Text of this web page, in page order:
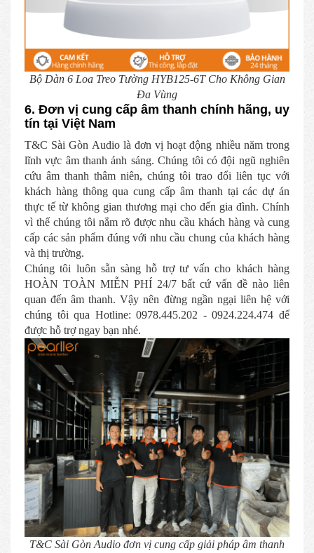
Bộ Dàn 6 Loa Treo Tường HYB125-6T Cho Không Gian
Đa Vùng
6. Đơn vị cung cấp âm thanh chính hãng, uy
tín tại Việt Nam
T&C Sài Gòn Audio là đơn vị hoạt động nhiều năm trong
lĩnh vực âm thanh ánh sáng. Chúng tôi có đội ngũ nghiên
cứu âm thanh thâm niên, chúng tôi trao đổi liên tục với
khách hàng thông qua cung cấp âm thanh tại các dự án
thực tế từ không gian thương mại cho đến gia đình. Chính
vì thế chúng tôi nắm rõ được nhu cầu khách hàng và cung
cấp các sản phẩm đúng với nhu cầu chung của khách hàng
và thị trường.
Chúng tôi luôn sẵn sàng hỗ trợ tư vấn cho khách hàng
HOÀN TOÀN MIỄN PHÍ 24/7 bất cứ vấn đề nào liên
quan đến âm thanh. Vậy nên đừng ngần ngại liên hệ với
chúng tôi qua Hotline: 0978.445.202 - 0924.224.474 để
được hỗ trợ ngay bạn nhé.
T&C Sài Gòn Audio đơn vị cung cấp giải pháp âm thanh